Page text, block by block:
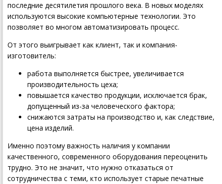
последние десятилетия прошлого века. В новых моделях
используются высокие компьютерные технологии. Это
позволяет во многом автоматизировать процесс.
От этого выигрывает как клиент, так и компания-
изготовитель:
работа выполняется быстрее, увеличивается
производительность цеха;
повышается качество продукции, исключается брак,
допущенный из-за человеческого фактора;
снижаются затраты на производство и, как следствие,
цена изделий.
Именно поэтому важность наличия у компании
качественного, современного оборудования переоценить
трудно. Это не значит, что нужно отказаться от
сотрудничества с теми, кто использует старые печатные